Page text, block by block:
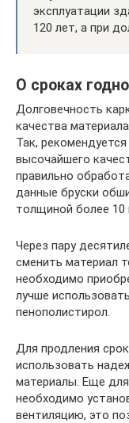
эксплуатации
120 лет, а при
О сроках
Долговечность
качества
Так,
высочайшего
правильно
данные бруски
толщиной более 10
Через пару
сменить материал
необходимо
лучше
пенополистирол.
Для продления
использовать
материалы. Еще
необходимо
вентиляцию, это